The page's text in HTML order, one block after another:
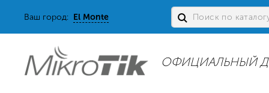
Ваш город: El Monte
ОФИЦИАЛЬНЫЙ